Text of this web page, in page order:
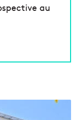
au